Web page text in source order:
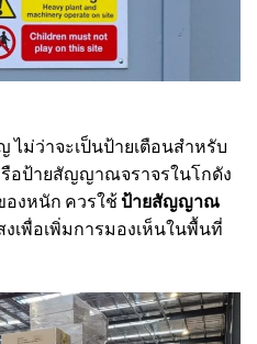
ไม่ว่าจะเป็นป้ายเตือนสำหรับ
อป้ายสัญญาณจราจรในโกดัง
องหนัก ควรใช้ ป้ายสัญญาณ
เพื่อเพิ่มการมองเห็นในพื้นที่